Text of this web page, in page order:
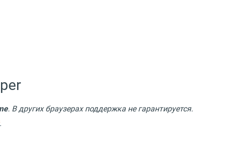
. В других браузерах поддержка не гарантируется.
.